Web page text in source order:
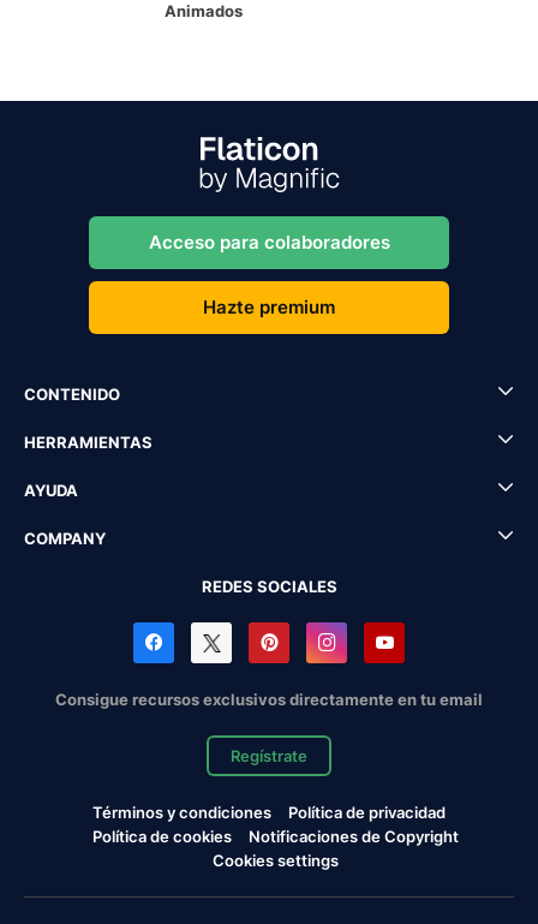
Animados
Acceso para colaboradores
Hazte premium
CONTENIDO
HERRAMIENTAS
AYUDA
COMPANY
REDES SOCIALES
Consigue recursos exclusivos directamente en tu email
Regístrate
Términos y condiciones
Política de privacidad
Política de cookies
Notificaciones de Copyright
Cookies settings